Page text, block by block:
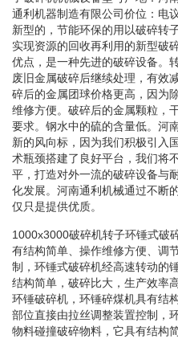
通利机器制造有限公司价位：电
新型的，节能环保的用以破碎转
实现资源的回收再利用的新型破
优点，是一种先进的破碎设备。
废旧金属破碎后继续处理，有效
碎后的金属团球价格更高，因为
维修方便。破碎后的金属颗粒，
要求。钢水中的硫的含量低。河
新的风向标，因为我们积极引入
术瓶颈搭建了良好平台，我们将
平，打造对外一流的破碎设备与
化发展。河南通利机械通过不断
仅只是提供优质。
1000x3000破碎机转子环锤式破
有结构简单、操作维修方便、调
制，环锤式破碎机经高速转动的
结构简单，破碎比大，生产效率
环锤破碎机，环锤碎煤机具有结
部位直接由拉丝调整装置控制，
物料碰撞破碎物料，它具有结构